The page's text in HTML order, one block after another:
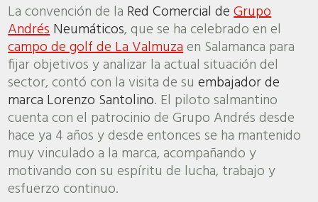
La convención de la Red Comercial deGrupo
AndrésNeumáticos, que se ha celebrado en el
campo de golf de La Valmuzaen Salamanca para
fijar objetivos y analizar la actual situación del
sector, contó con la visita de suembajador de
marca Lorenzo Santolino. El piloto salmantino
cuenta con el patrocinio de Grupo Andrés desde
hace ya 4 años y desde entonces se ha mantenido
muy vinculado a la marca, acompañando y
motivando con su espíritu de lucha, trabajo y
esfuerzo continuo.